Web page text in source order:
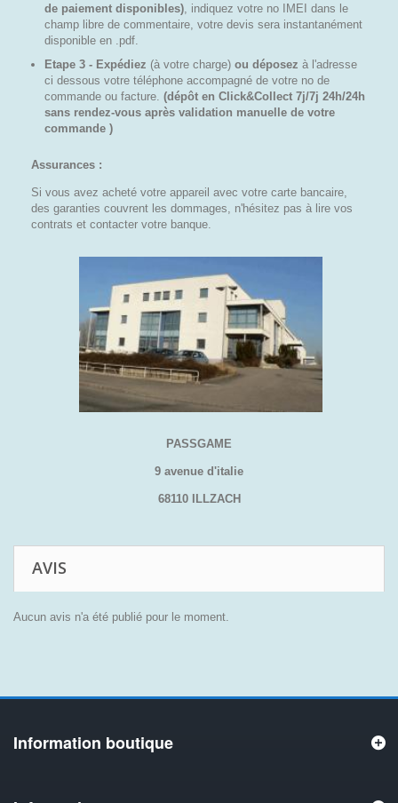
de paiement disponibles) , indiquez votre no IMEI dans le
champ libre de commentaire, votre devis sera instantanément
disponible en .pdf.
Etape 3 - Expédiez (à votre charge) ou déposez à l'adresse
ci dessous votre téléphone accompagné de votre no de
commande ou facture. (dépôt en Click&Collect 7j/7j 24h/24h
sans rendez-vous après validation manuelle de votre
commande )
Assurances :
Si vous avez acheté votre appareil avec votre carte bancaire,
des garanties couvrent les dommages, n'hésitez pas à lire vos
contrats et contacter votre banque.
PASSGAME
9 avenue d'italie
68110 ILLZACH
AVIS
Aucun avis n'a été publié pour le moment.
Information boutique